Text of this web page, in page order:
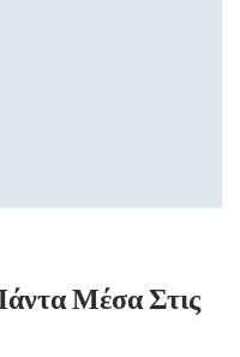
Μέσα Στις